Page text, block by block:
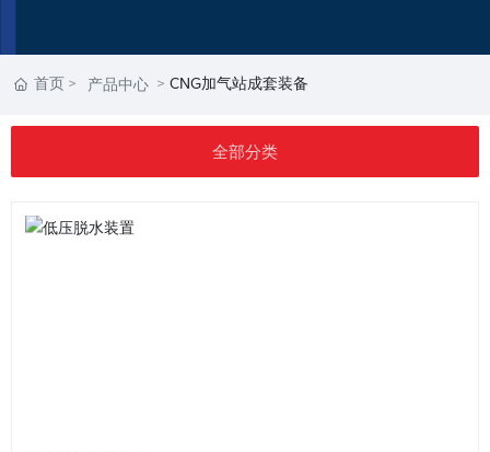
首页 产品中心 CNG加气站成套装备
全部分类